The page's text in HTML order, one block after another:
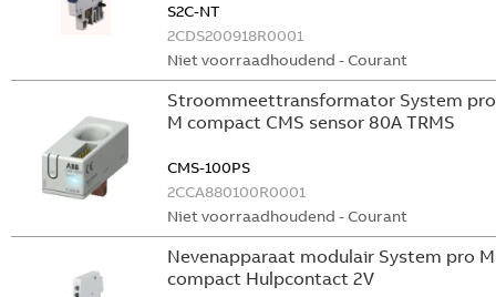
S2C-NT
2CDS200918R0001
Niet voorraadhoudend - Courant
Stroommeettransformator System pro
M compact CMS sensor 80A TRMS
CMS-100PS
2CCA880100R0001
Niet voorraadhoudend - Courant
Nevenapparaat modulair System pro M
compact Hulpcontact 2V